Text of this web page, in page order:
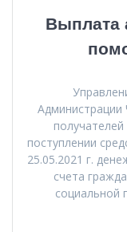
Выплата
Администрации
поступлении
25.05.2021 г.
счета
социальной